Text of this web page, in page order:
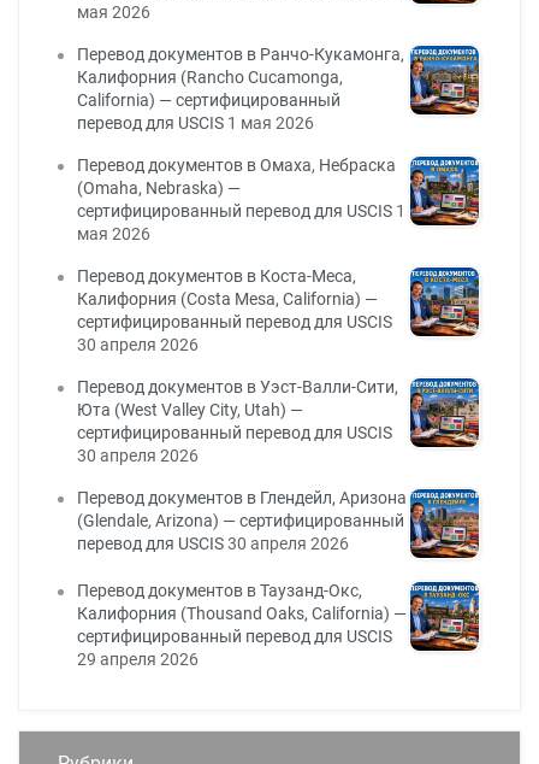
мая 2026
Перевод документов в Ранчо-Кукамонга,
Калифорния (Rancho Cucamonga,
California) — сертифицированный
перевод для USCIS 1 мая 2026
Перевод документов в Омаха, Небраска
(Omaha, Nebraska) —
сертифицированный перевод для USCIS 1
мая 2026
Перевод документов в Коста-Меса,
Калифорния (Costa Mesa, California) —
сертифицированный перевод для USCIS
30 апреля 2026
Перевод документов в Уэст-Валли-Сити,
Юта (West Valley City, Utah) —
сертифицированный перевод для USCIS
30 апреля 2026
Перевод документов в Глендейл, Аризона
(Glendale, Arizona) — сертифицированный
перевод для USCIS30 апреля 2026
Перевод документов в Таузанд-Окс,
Калифорния (Thousand Oaks, California) —
сертифицированный перевод для USCIS
29 апреля 2026